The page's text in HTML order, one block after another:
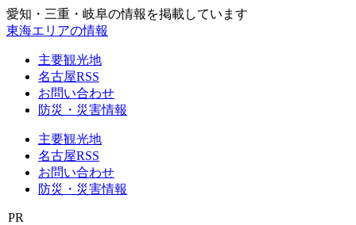
愛知・三重・岐阜の情報を掲載しています
東海エリアの情報
主要観光地
名古屋RSS
お問い合わせ
防災・災害情報
主要観光地
名古屋RSS
お問い合わせ
防災・災害情報
PR